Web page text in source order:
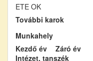
ETE OK
További karok
Munkahely
Kezdő év
Záró év
Intézet, tanszék